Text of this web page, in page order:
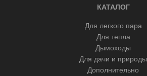
КАТАЛОГ
Для легкого пара
Для тепла
Дымоходы
Для дачи и природы
Дополнительно